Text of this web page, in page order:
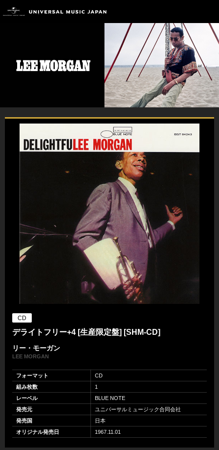
CD
デライトフリー+4 [生産限定盤] [SHM-CD]
リー・モーガン
LEE MORGAN
フォーマット
CD
組み枚数
1
レーベル
BLUE NOTE
発売元
ユニバーサルミュージック合同会社
発売国
日本
オリジナル発売日
1967.11.01